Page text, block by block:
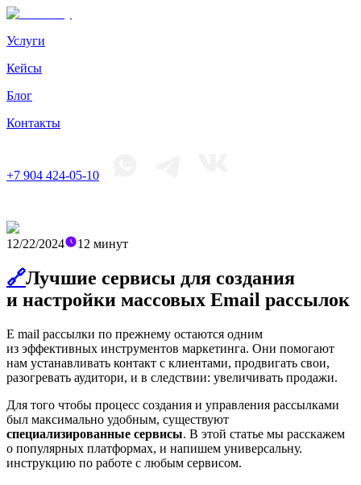
Услуги
Кейсы
Блог
Контакты
+7 904 424-05-10
12/22/2024 12 минут
🔗Лучшие сервисы для создания
и настройки массовых Email рассылок
E mail рассылки по прежнему остаются одним
из эффективных инструментов маркетинга. Они помогают
нам устанавливать контакт с клиентами, продвигать свои,
разогревать аудитори, и в следствии: увеличивать продажи.
Для того чтобы процесс создания и управления рассылками
был максимально удобным, существуют
специализированные сервисы. В этой статье мы расскажем
о популярных платформах, и напишем универсальну.
инструкцию по работе с любым сервисом.